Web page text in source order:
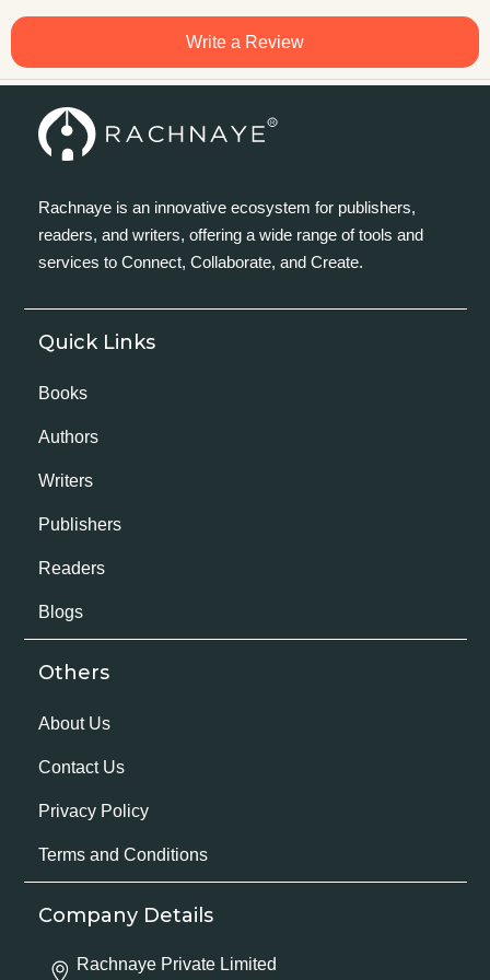
Write a Review
Rachnaye is an innovative ecosystem for publishers,
readers, and writers, offering a wide range of tools and
services to Connect, Collaborate, and Create.
Quick Links
Books
Authors
Writers
Publishers
Readers
Blogs
Others
About Us
Contact Us
Privacy Policy
Terms and Conditions
Company Details
Rachnaye Private Limited